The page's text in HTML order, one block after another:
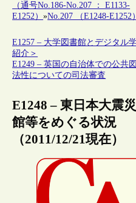
（通号No.186-No.207 ： E1133-
E1252）»No.207 （E1248-E1252
E1257 – 大学図書館とデジタル
紹介＞
E1249 – 英国の自治体での公共
法性についての司法審査
E1248 – 東日本大震
館等をめぐる状況
（2011/12/21現在）